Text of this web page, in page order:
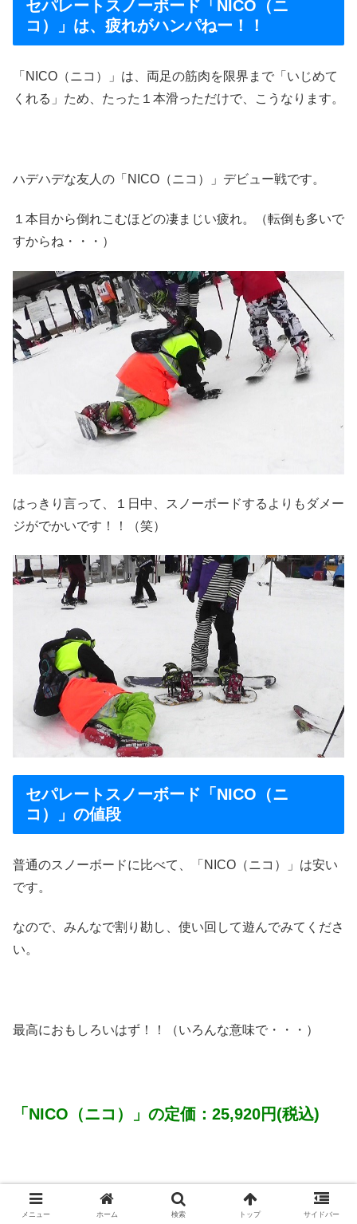
セパレートスノーボード「NICO（ニ
コ）」は、疲れがハンパねー！！
「NICO（ニコ）」は、両足の筋肉を限界まで「いじめて
くれる」ため、たった１本滑っただけで、こうなります。
ハデハデな友人の「NICO（ニコ）」デビュー戦です。
１本目から倒れこむほどの凄まじい疲れ。（転倒も多いで
すからね・・・）
はっきり言って、１日中、スノーボードするよりもダメー
ジがでかいです！！（笑）
セパレートスノーボード「NICO（ニ
コ）」の値段
普通のスノーボードに比べて、「NICO（ニコ）」は安い
です。
なので、みんなで割り勘し、使い回して遊んでみてくださ
い。
最高におもしろいはず！！（いろんな意味で・・・）
「NICO（ニコ）」の定価：25,920円(税込)
ニコ スノーボード 板 セパレートボー
ド センターガード付き STANDARD
メニュー ホーム 検索 トップ サイドバー